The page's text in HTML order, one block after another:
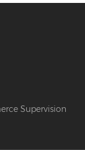
Supervision